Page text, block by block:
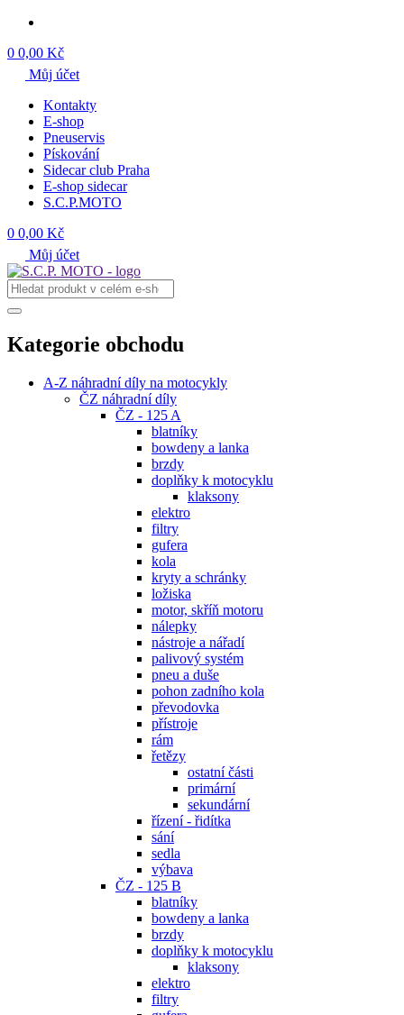
0 0,00 Kč
Můj účet
Kontakty
E-shop
Pneuservis
Pískování
Sidecar club Praha
E-shop sidecar
S.C.P.MOTO
0 0,00 Kč
Můj účet
Kategorie obchodu
A-Z náhradní díly na motocykly
ČZ náhradní díly
ČZ - 125 A
blatníky
bowdeny a lanka
brzdy
doplňky k motocyklu
klaksony
elektro
filtry
gufera
kola
kryty a schránky
ložiska
motor, skříň motoru
nálepky
nástroje a nářadí
palivový systém
pneu a duše
pohon zadního kola
převodovka
přístroje
rám
řetězy
ostatní části
primární
sekundární
řízení - řidítka
sání
sedla
výbava
ČZ - 125 B
blatníky
bowdeny a lanka
brzdy
doplňky k motocyklu
klaksony
elektro
filtry